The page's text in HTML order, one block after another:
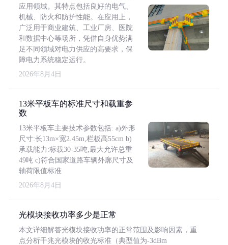
应用领域。其特点包括良好的电气、
机械、防火和防护性能。在应用上，
广泛用于商业建筑、工业厂房、医院
和数据中心等场所，凭借自身优势满
足不同领域对电力供应的高要求，保
障电力系统稳定运行。
2026年8月4日
13米平板车的标准尺寸和载重参
数
13米平板车主要技术参数包括: a)外形
尺寸:长13m×宽2.45m,栏板高55cm b)
承载能力:标载30-35吨,最大允许总重
49吨 c)符合国家道路车辆外廓尺寸及
轴荷限值标准
2026年8月4日
光模块接收功率多少是正常
本文详细解答光模块接收功率的正常范围及影响因素，重
点分析千兆光模块的收光标准（典型值为-3dBm